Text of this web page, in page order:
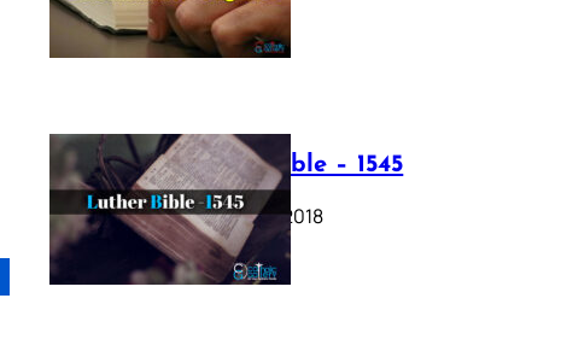
July 12, 2025
Luther Bible – 1545
October 17, 2018